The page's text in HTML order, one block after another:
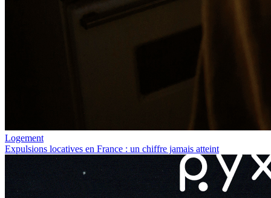
Logement
Expulsions locatives en France : un chiffre jamais atteint